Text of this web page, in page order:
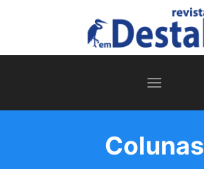
Colunas